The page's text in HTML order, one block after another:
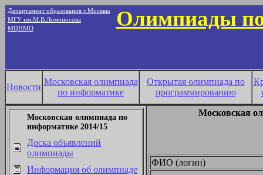
Департамент образования г.Москвы
МГУ им.М.В.Ломоносова
МЦНМО
Олимпиады
Новости
Московская олимпиада
по информатике
Открытая олимпиада по
программированию
Московская олимпиада по
информатике 2014/15
Доска объявлений
олимпиады
Информация об олимпиаде
Московская
ФИО (логин)